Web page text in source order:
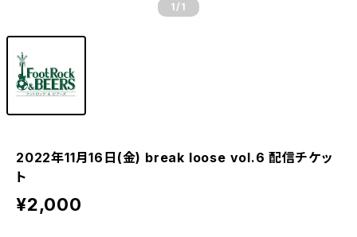
1 /1
2022年11月16日(金) break loose vol.6 配信チケッ
ト
¥2,000